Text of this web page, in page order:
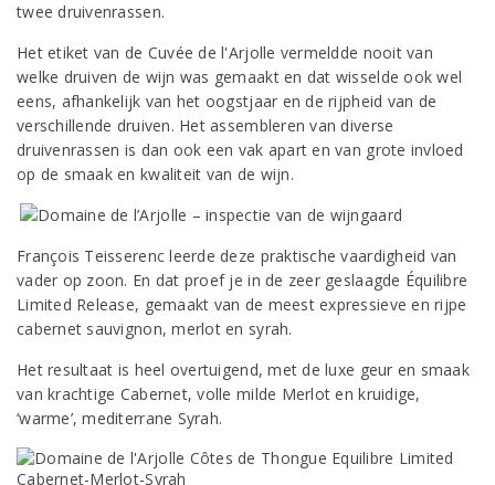
twee druivenrassen.
Het etiket van de Cuvée de l'Arjolle vermeldde nooit van
welke druiven de wijn was gemaakt en dat wisselde ook wel
eens, afhankelijk van het oogstjaar en de rijpheid van de
verschillende druiven. Het assembleren van diverse
druivenrassen is dan ook een vak apart en van grote invloed
op de smaak en kwaliteit van de wijn.
François Teisserenc leerde deze praktische vaardigheid van
vader op zoon. En dat proef je in de zeer geslaagde Équilibre
Limited Release, gemaakt van de meest expressieve en rijpe
cabernet sauvignon, merlot en syrah.
Het resultaat is heel overtuigend, met de luxe geur en smaak
van krachtige Cabernet, volle milde Merlot en kruidige,
‘warme’, mediterrane Syrah.